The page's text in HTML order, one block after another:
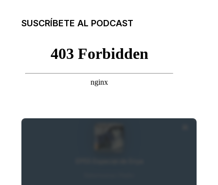
SUSCRÍBETE AL PODCAST